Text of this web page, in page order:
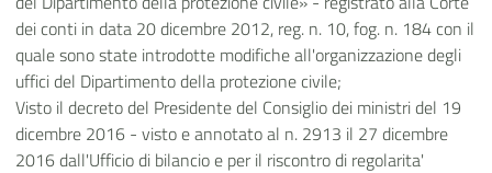
dei conti in data 20 dicembre 2012, reg. n. 10, fog. n. 184 con il
quale sono state introdotte modifiche all'organizzazione degli
uffici del Dipartimento della protezione civile;
Visto il decreto del Presidente del Consiglio dei ministri del 19
dicembre 2016 - visto e annotato al n. 2913 il 27 dicembre
2016 dall'Ufficio di bilancio e per il riscontro di regolarita'